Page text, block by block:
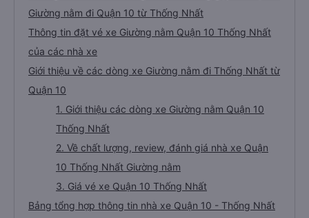
Giường nằm đi Quận 10 từ Thống Nhất
Thông tin đặt vé xe Giường nằm Quận 10 Thống Nhất
của các nhà xe
Giới thiệu về các dòng xe Giường nằm đi Thống Nhất từ
Quận 10
1. Giới thiệu các dòng xe Giường nằm Quận 10
Thống Nhất
2. Về chất lượng, review, đánh giá nhà xe Quận
10 Thống Nhất Giường nằm
3. Giá vé xe Quận 10 Thống Nhất
Bảng tổng hợp thông tin nhà xe Quận 10 - Thống Nhất